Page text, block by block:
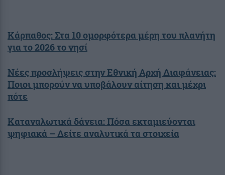
Κάρπαθος: Στα 10 ομορφότερα μέρη του πλανήτη
για το 2026 το νησί
Νέες προσλήψεις στην Εθνική Αρχή Διαφάνειας:
Ποιοι μπορούν να υποβάλουν αίτηση και μέχρι
πότε
Καταναλωτικά δάνεια: Πόσα εκταμιεύονται
ψηφιακά – Δείτε αναλυτικά τα στοιχεία